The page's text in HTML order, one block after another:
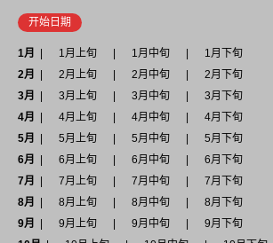
开始日期
1月 1月上旬 1月中旬
1月下旬
2月
2月上旬 2月中旬
2月下旬
3月
3月上旬 3月中旬
3月下旬
4月
4月上旬 4月中旬
4月下旬
5月
5月上旬 5月中旬
5月下旬
6月
6月上旬 6月中旬
6月下旬
7月
7月上旬 7月中旬
7月下旬
8月
8月上旬 8月中旬
8月下旬
9月
9月上旬 9月中旬
9月下旬